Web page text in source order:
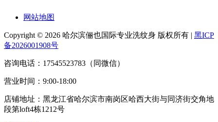
网站地图
Copyright © 2026 哈尔滨俪也国际专业洗纹身 版权所有 | 黑ICP
备2026001908号
咨询电话：17545523783（同微信）
营业时间：9:00-18:00
店铺地址：黑龙江省哈尔滨市南岗区哈西大街与同济街交角地
段第loft4栋1212号